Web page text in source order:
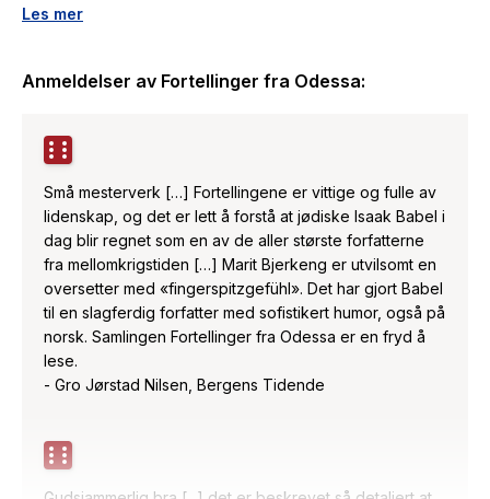
og overgrep må rettes når noe har gått helt galt. Slik kan
noensinne har sett. Så overtar Babels mer personlige stemme
forferdelig pogrom. Her er den unge mannen som lærer å
Babel regnes som en av mellomkrigstidens største forfattere.
Han er kjent for sitt bildesterke språk - fysisk, fargerikt og
ekspressivt, fullt av kontraster og ironi. I 'Fortellinger fra
Odessa' utfolder det seg med overraskende og absurde
sprang, men også med poetisk konsentrasjon og vare
detaljer.
Les mer
Anmeldelser av Fortellinger fra Odessa:
Små mesterverk […] Fortellingene er vittige og fulle av
lidenskap, og det er lett å forstå at jødiske Isaak Babel i
dag blir regnet som en av de aller største forfatterne
fra mellomkrigstiden […] Marit Bjerkeng er utvilsomt en
oversetter med «fingerspitzgefühl». Det har gjort Babel
til en slagferdig forfatter med sofistikert humor, også på
norsk. Samlingen Fortellinger fra Odessa er en fryd å
lese.
- Gro Jørstad Nilsen, Bergens Tidende